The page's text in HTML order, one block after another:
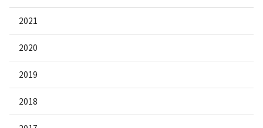
2021
2020
2019
2018